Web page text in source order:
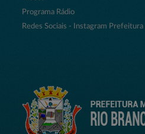
Programa Rádio
Redes Sociais - Instagram Prefeitura